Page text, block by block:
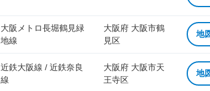
大阪メトロ長堀鶴見緑
地線
大阪府 大阪市鶴
見区
地
近鉄大阪線 / 近鉄奈良
線
大阪府 大阪市天
王寺区
地